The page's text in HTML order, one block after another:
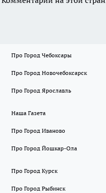
Про Город Чебоксары
Про Город Новочебоксарск
Про Город Ярославль
Наша Газета
Про Город Иваново
Про Город Йошкар-Ола
Про Город Курск
Про Город Рыбинск